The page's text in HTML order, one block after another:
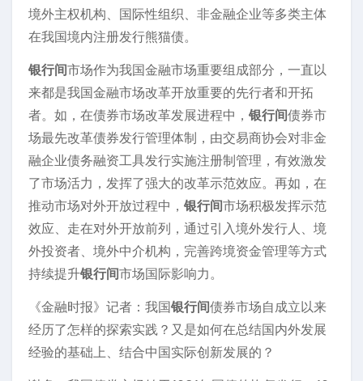
境外主权机构、国际性组织、非金融企业等多类主体
在我国境内注册发行熊猫债。
银行间市场作为我国金融市场重要组成部分，一直以
来都是我国金融市场改革开放重要的先行者和开拓
者。如，在债券市场改革发展进程中， 银行间债券市
场最先改革债券发行管理体制，由交易商协会对非金
融企业债务融资工具发行实施注册制管理，有效激发
了市场活力，发挥了强大的改革示范效应。再如，在
推动市场对外开放过程中， 银行间市场积极发挥示范
效应、走在对外开放前列，通过引入境外发行人、境
外投资者、境外中介机构，完善跨境资金管理等方式
持续提升银行间市场国际影响力。
《金融时报》记者：我国银行间债券市场自成立以来
经历了怎样的探索实践？又是如何在总结国内外发展
经验的基础上、结合中国实际创新发展的？